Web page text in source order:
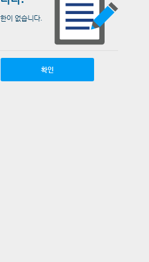
이 없습니다.